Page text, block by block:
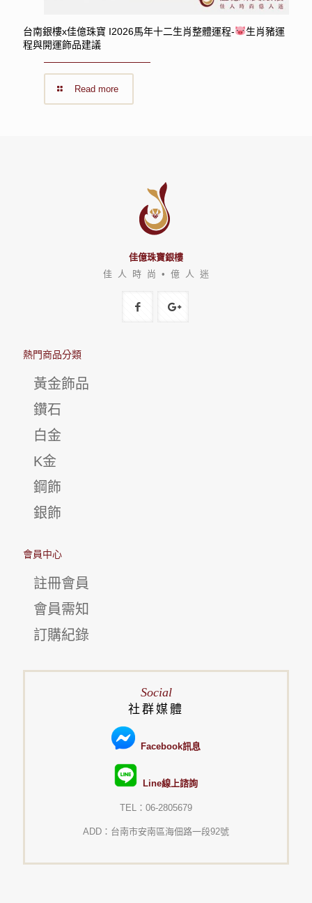
台南銀樓x佳億珠寶 I2026馬年十二生肖整體運程-
生肖豬運
程與開運飾品建議
Read more
佳億珠寶銀樓
佳 人 時 尚 • 億 人 迷
熱門商品分類
黃金飾品
鑽石
白金
K金
鋼飾
銀飾
會員中心
註冊會員
會員需知
訂購紀錄
Social
社群媒體
Facebook訊息
Line線上諮詢
TEL：06-2805679
ADD：台南市安南區海佃路一段92號